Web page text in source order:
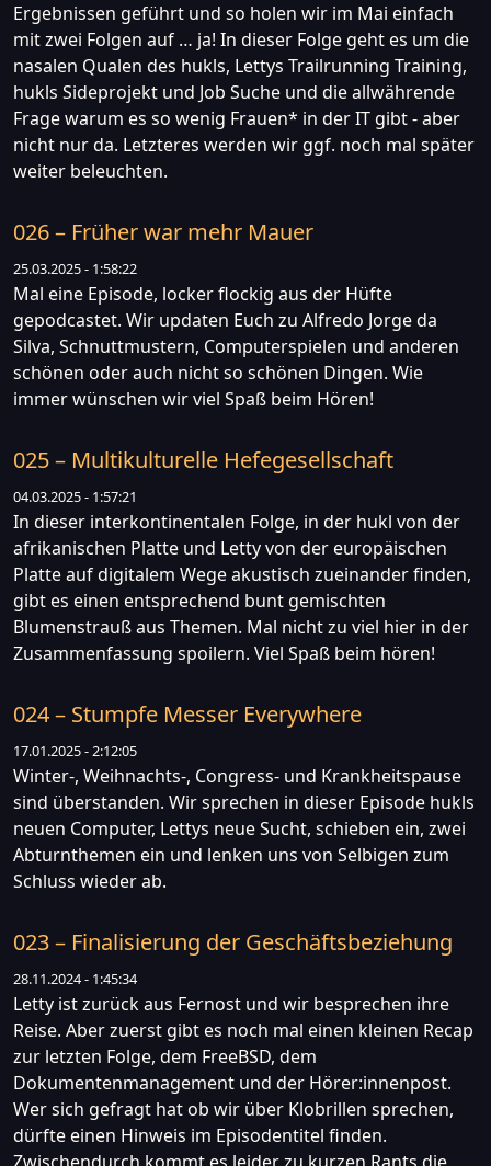
Ergebnissen geführt und so holen wir im Mai einfach
mit zwei Folgen auf … ja! In dieser Folge geht es um die
nasalen Qualen des hukls, Lettys Trailrunning Training,
hukls Sideprojekt und Job Suche und die allwährende
Frage warum es so wenig Frauen* in der IT gibt - aber
nicht nur da. Letzteres werden wir ggf. noch mal später
weiter beleuchten.
026 – Früher war mehr Mauer
25.03.2025 - 1:58:22
Mal eine Episode, locker flockig aus der Hüfte
gepodcastet. Wir updaten Euch zu Alfredo Jorge da
Silva, Schnuttmustern, Computerspielen und anderen
schönen oder auch nicht so schönen Dingen. Wie
immer wünschen wir viel Spaß beim Hören!
025 – Multikulturelle Hefegesellschaft
04.03.2025 - 1:57:21
In dieser interkontinentalen Folge, in der hukl von der
afrikanischen Platte und Letty von der europäischen
Platte auf digitalem Wege akustisch zueinander finden,
gibt es einen entsprechend bunt gemischten
Blumenstrauß aus Themen. Mal nicht zu viel hier in der
Zusammenfassung spoilern. Viel Spaß beim hören!
024 – Stumpfe Messer Everywhere
17.01.2025 - 2:12:05
Winter-, Weihnachts-, Congress- und Krankheitspause
sind überstanden. Wir sprechen in dieser Episode hukls
neuen Computer, Lettys neue Sucht, schieben ein, zwei
Abturnthemen ein und lenken uns von Selbigen zum
Schluss wieder ab.
023 – Finalisierung der Geschäftsbeziehung
28.11.2024 - 1:45:34
Letty ist zurück aus Fernost und wir besprechen ihre
Reise. Aber zuerst gibt es noch mal einen kleinen Recap
zur letzten Folge, dem FreeBSD, dem
Dokumentenmanagement und der Hörer:innenpost.
Wer sich gefragt hat ob wir über Klobrillen sprechen,
dürfte einen Hinweis im Episodentitel finden.